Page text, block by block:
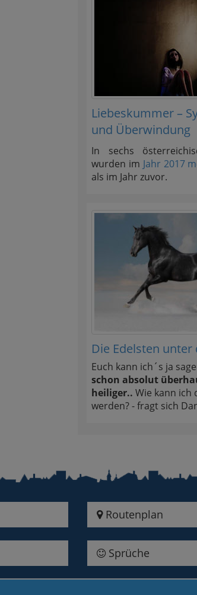
Liebeskummer –
und Überwindung
In sechs
wurden im Jahr 2017
als im Jahr zuvor.
Die Edelsten unter
Euch kann ich´s ja
schon absolut
heiliger.. Wie kann ich
werden? - fragt sich
Routenplan
Sprüche